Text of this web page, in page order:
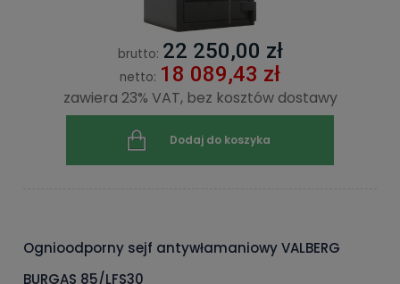
brutto: 22 250,00 zł
netto: 18 089,43 zł
zawiera 23% VAT, bez kosztów dostawy
Dodaj do koszyka
Ognioodporny sejf antywłamaniowy VALBERG
BURGAS 85/LFS30